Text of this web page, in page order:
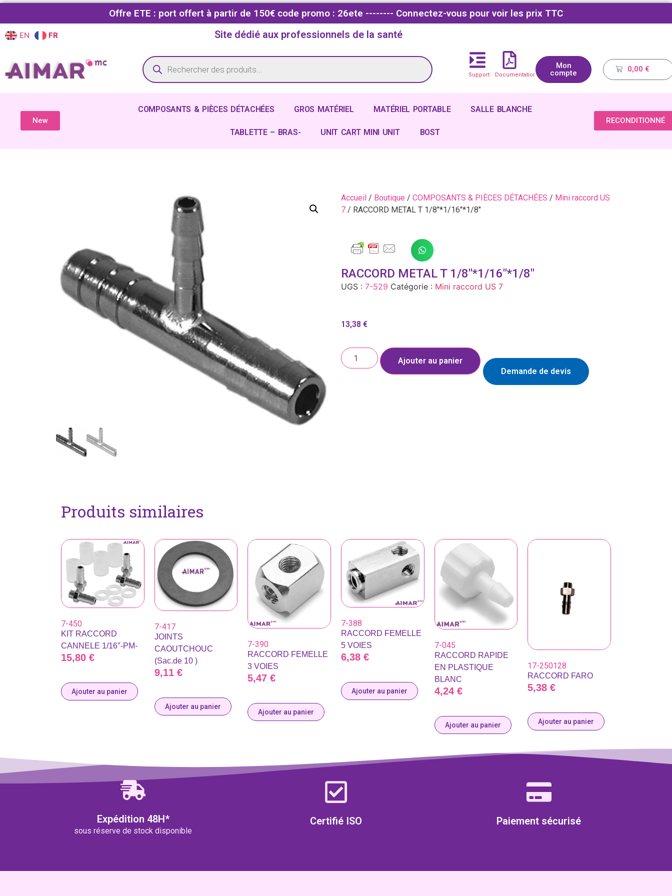
Offre ETE : port offert à partir de 150€ code promo : 26ete -------- Connectez-vous pour voir les prix TTC
EN FR Site dédié aux professionnels de la santé
Support Documentations
Mon
compte
0,00 €
New
COMPOSANTS & PIÈCES DÉTACHÉES GROS MATÉRIEL MATÉRIEL PORTABLE SALLE BLANCHE
TABLETTE – BRAS- UNIT CART MINI UNIT BOST
RECONDITIONNÉ
Accueil / Boutique / COMPOSANTS & PIÈCES DÉTACHÉES / Mini raccord US
7 / RACCORD METAL T 1/8″*1/16″*1/8″
RACCORD METAL T 1/8″*1/16″*1/8″
UGS : 7-529 Catégorie : Mini raccord US 7
13,38 €
Ajouter au panier
Demande de devis
Produits similaires
7-450
KIT RACCORD
CANNELE 1/16″-PM-
15,80 €
Ajouter au panier
7-417
JOINTS
CAOUTCHOUC
(Sac.de 10 )
9,11 €
Ajouter au panier
7-390
RACCORD FEMELLE
3 VOIES
5,47€
Ajouter au panier
7-388
RACCORD FEMELLE
5 VOIES
6,38 €
Ajouter au panier
7-045
RACCORD RAPIDE
EN PLASTIQUE
BLANC
4,24 €
Ajouter au panier
17-250128
RACCORD FARO
5,38€
Ajouter au panier
Expédition 48H*
sous réserve de stock disponible
Certifié ISO Paiement sécurisé